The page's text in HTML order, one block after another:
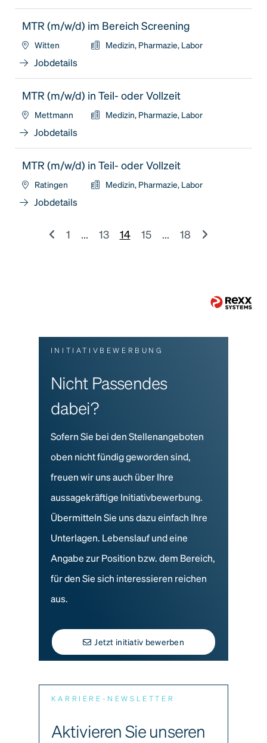
MTR (m/w/d) im Bereich Screening
Witten Medizin, Pharmazie, Labor
Jobdetails
MTR (m/w/d) in Teil- oder Vollzeit
Mettmann Medizin, Pharmazie, Labor
Jobdetails
MTR (m/w/d) in Teil- oder Vollzeit
Ratingen Medizin, Pharmazie, Labor
Jobdetails
1 ... 13 14 15 ... 18
INITIATIVBEWERBUNG
Nicht Passendes
dabei?
Sofern Sie bei den Stellenangeboten
oben nicht fündig geworden sind,
freuen wir uns auch über Ihre
aussagekräftige Initiativbewerbung.
Übermitteln Sie uns dazu einfach Ihre
Unterlagen. Lebenslauf und eine
Angabe zur Position bzw. dem Bereich,
für den Sie sich interessieren reichen
aus.
Jetzt initiativ bewerben
KARRIERE-NEWSLETTER
Aktivieren Sie unseren